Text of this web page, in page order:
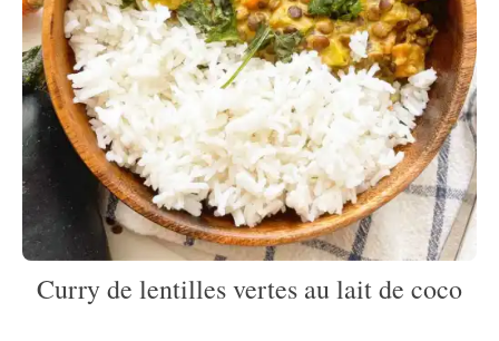
Curry de lentilles vertes au lait de coco